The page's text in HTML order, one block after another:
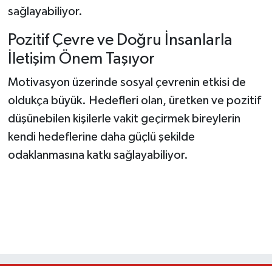
sağlayabiliyor.
Pozitif Çevre ve Doğru İnsanlarla
İletişim Önem Taşıyor
Motivasyon üzerinde sosyal çevrenin etkisi de
oldukça büyük. Hedefleri olan, üretken ve pozitif
düşünebilen kişilerle vakit geçirmek bireylerin
kendi hedeflerine daha güçlü şekilde
odaklanmasına katkı sağlayabiliyor.